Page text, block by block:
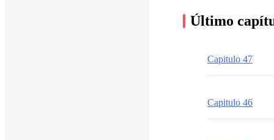
Último
Capitulo 47
Capitulo 46